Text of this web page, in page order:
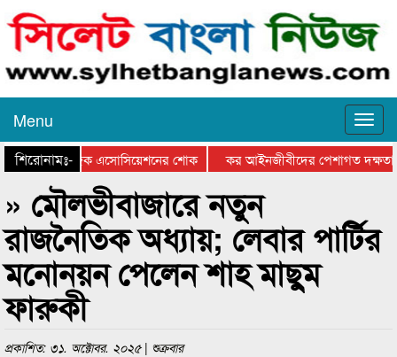
Menu
শিরোনামঃ-
সিলেট মিউজিক এসোসিয়েশনের শোক কর আইনজীবীদের পেশাগত দক্ষতা
» মৌলভীবাজারে নতুন
রাজনৈতিক অধ্যায়; লেবার পার্টির
মনোনয়ন পেলেন শাহ মাছুম
ফারুকী
প্রকাশিত: ৩১. অক্টোবর. ২০২৫ | শুক্রবার